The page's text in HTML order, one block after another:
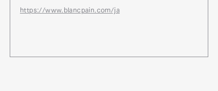
https://www.blancpain.com/ja